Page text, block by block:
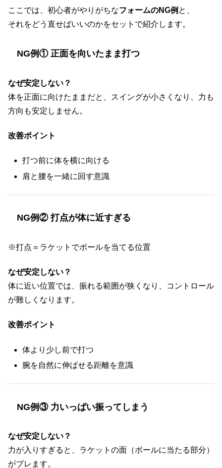
ここでは、初心者がやりがちなフォームのNG例 と、
それをどう直せばいいのかをセットで紹介します。
NG例① 正面を向いたまま打つ
なぜ安定しない？
体を正面に向けたままだと、スイングが小さくなり、力も
方向も安定しません。
改善ポイント
打つ前に体を横に向ける
肩と腰を一緒に回す意識
NG例② 打点が体に近すぎる
※打点＝ラケットでボールを当てる位置
なぜ安定しない？
体に近い位置では、振れる範囲が狭くなり、コントロール
が難しくなります。
改善ポイント
体より少し前で打つ
腕を自然に伸ばせる距離を意識
NG例③ 力いっぱい振ってしまう
なぜ安定しない？
力が入りすぎると、ラケットの面（ボールに当たる部分）
がブレます。